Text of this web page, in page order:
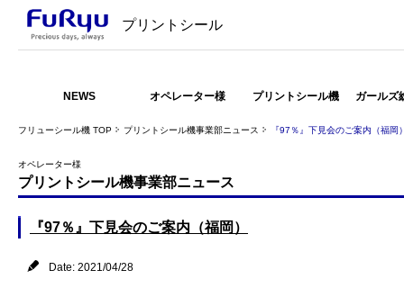
プリントシール
NEWS オペレーター様 プリントシール機 ガールズ
フリューシール機 TOP プリントシール機事業部ニュース 『97％』下見会のご案内（福岡
オペレーター様
プリントシール機事業部ニュース
『97％』下見会のご案内（福岡）
Date: 2021/04/28